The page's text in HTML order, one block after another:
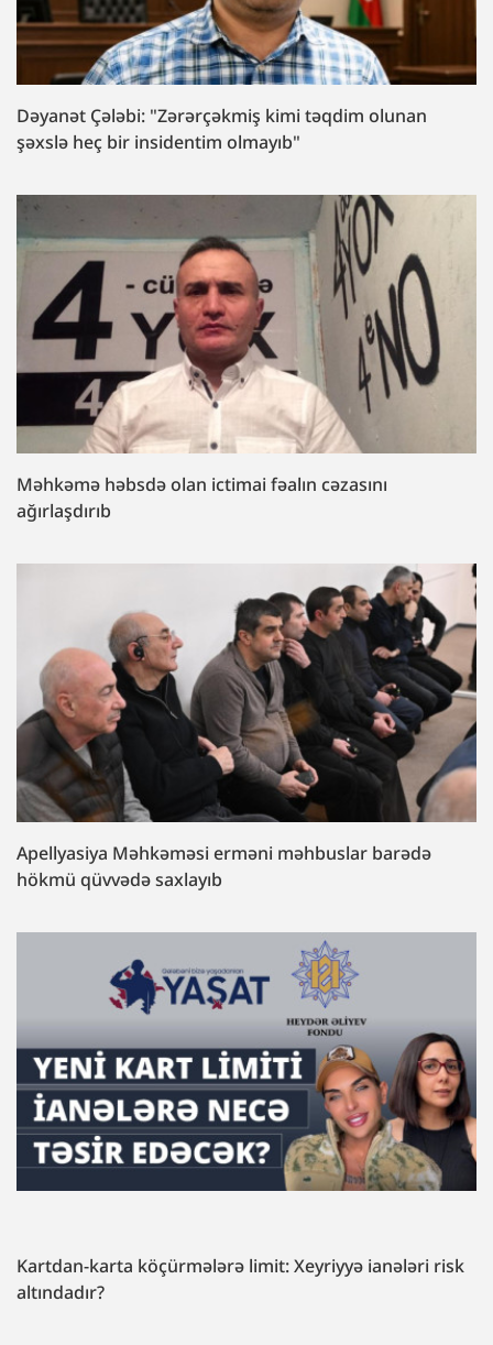
Dəyanət Çələbi: "Zərərçəkmiş kimi təqdim olunan
şəxslə heç bir insidentim olmayıb"
Məhkəmə həbsdə olan ictimai fəalın cəzasını
ağırlaşdırıb
Apellyasiya Məhkəməsi erməni məhbuslar barədə
hökmü qüvvədə saxlayıb
Kartdan-karta köçürmələrə limit: Xeyriyyə ianələri risk
altındadır?